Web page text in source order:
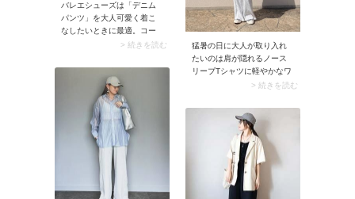
バレエシューズは「デニム
パンツ」を大人可愛く着こ
なしたいときに最適。コー
デにフェミニンなムードを
印象チェンジしてくれま
す。スナップのようなダブ
ルジップカーディガンやド
ッキングTシャツを合わせれ
ば、カジュアルなデニムパ
ンツをおしゃれに着こなせ
ますよ。
> 続きを読む
猛暑の日に大人が取り入れ
たいのは肩が隠れるノース
リーブTシャツに軽やかなワ
イドパンツを合わせたホワ
プル過ぎると感じたら、小
花柄のワイドパンツを選ん
でほんのり甘さを投入して
みましょう。Tシャツはラフ
にタックインしてすっきり
着こなすのが◎。
> 続きを読む